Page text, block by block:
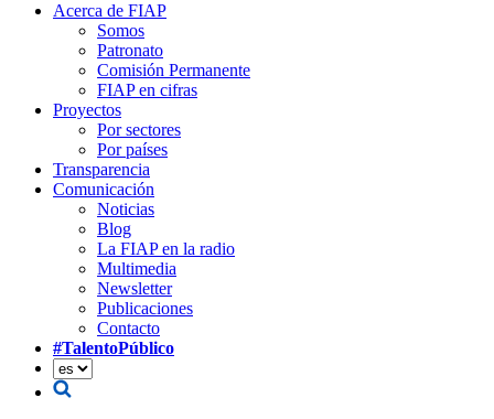
Acerca de FIAP
Somos
Patronato
Comisión Permanente
FIAP en cifras
Proyectos
Por sectores
Por países
Transparencia
Comunicación
Noticias
Blog
La FIAP en la radio
Multimedia
Newsletter
Publicaciones
Contacto
#TalentoPúblico